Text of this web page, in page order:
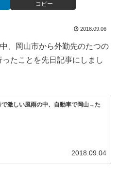
コピー
2018.09.06
、岡山市から外勤先のたつの
たことを先日記事にしまし
で激しい風雨の中、自動車で岡山→た
2018.09.04